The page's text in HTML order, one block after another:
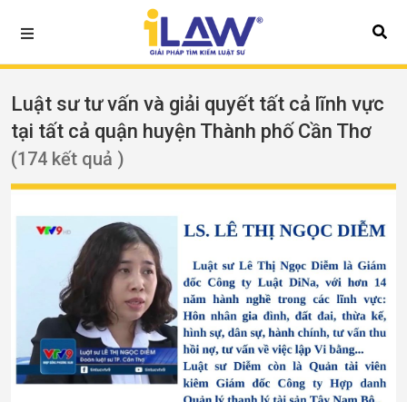
Luật sư tư vấn và giải quyết tất cả lĩnh vực
tại tất cả quận huyện Thành phố Cần Thơ
(174 kết quả )